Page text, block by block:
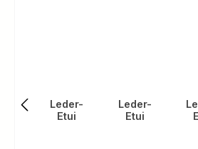
Leder-
Etui
Leder-
Etui